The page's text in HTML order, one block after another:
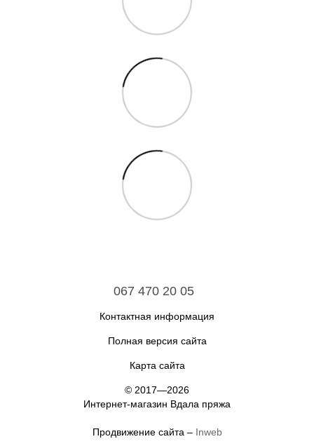
067 470 20 05
Контактная информация
Полная версия сайта
Карта сайта
© 2017—2026
Интернет-магазин Вдала пряжа
Продвижение сайта – Inweb